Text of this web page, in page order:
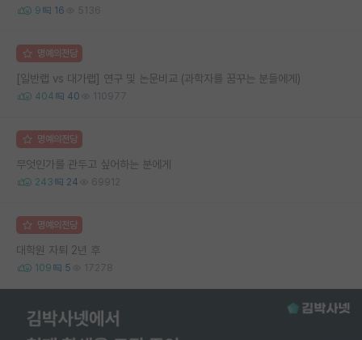
9 16 5136
명예의전당
[일반랩 vs 대가랩] 연구 및 논문비교 (과학자를 꿈꾸는 분들에게)
404 40 110977
명예의전당
무엇인가를 관두고 싶어하는 분에게
243 24 69912
명예의전당
대학원 자퇴 2년 후
109 5 17278